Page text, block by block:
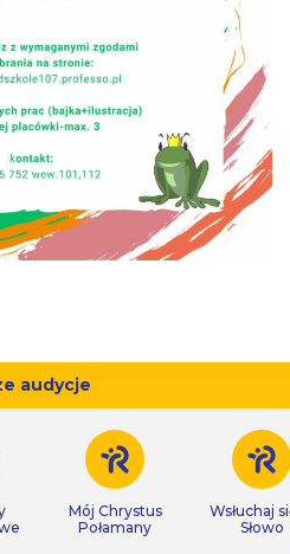
audycje
Mój Chrystus
Połamany
Wsłuchaj
Słowo